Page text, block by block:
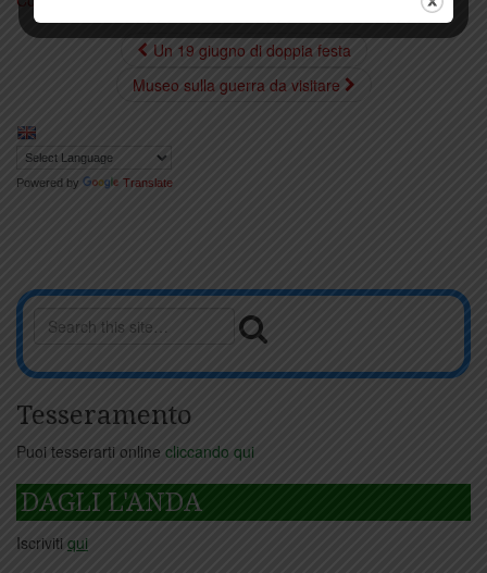
Un 19 giugno di doppia festa
Museo sulla guerra da visitare
Powered by Translate
Tesseramento
Puoi tesserarti online cliccando qui
DAGLI L'ANDA
Iscriviti qui